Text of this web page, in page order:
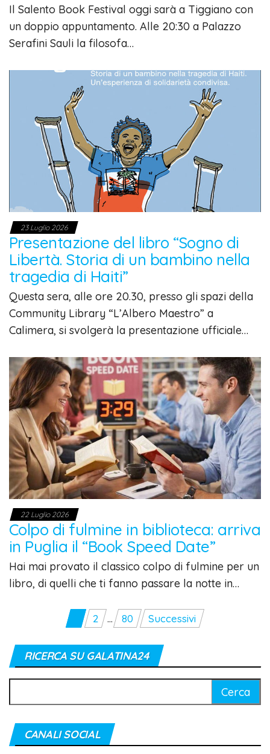
Il Salento Book Festival oggi sarà a Tiggiano con
un doppio appuntamento. Alle 20:30 a Palazzo
Serafini Sauli la filosofa…
23 Luglio 2026
Presentazione del libro “Sogno di
Libertà. Storia di un bambino nella
tragedia di Haiti”
Questa sera, alle ore 20.30, presso gli spazi della
Community Library “L’Albero Maestro” a
Calimera, si svolgerà la presentazione ufficiale…
22 Luglio 2026
Colpo di fulmine in biblioteca: arriva
in Puglia il “Book Speed Date”
Hai mai provato il classico colpo di fulmine per un
libro, di quelli che ti fanno passare la notte in…
Paginazione
degli
articoli
2 … 80 Successivi
RICERCA SU GALATINA24
per:
CANALI SOCIAL